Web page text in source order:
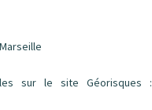
sur le site Géorisques :